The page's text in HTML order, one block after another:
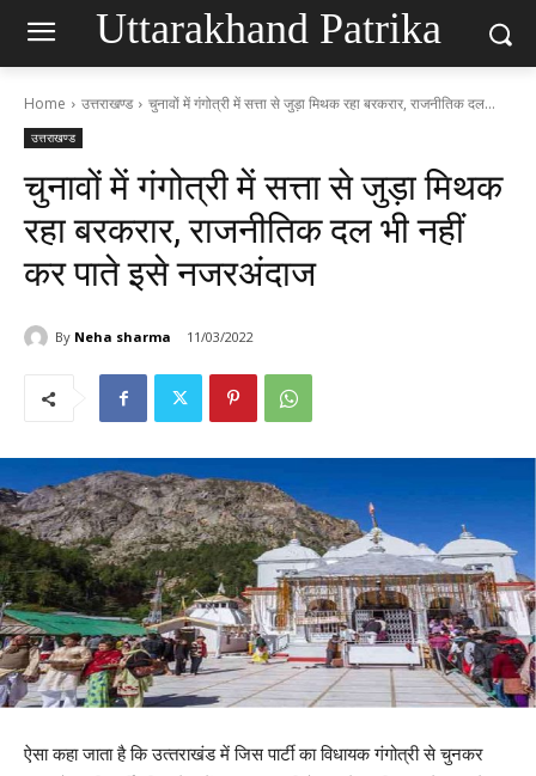
Uttarakhand Patrika
Home उत्तराखण्ड चुनावों में गंगोत्री में सत्ता से जुड़ा मिथक रहा बरकरार, राजनीतिक दल...
उत्तराखण्ड
चुनावों में गंगोत्री में सत्ता से जुड़ा मिथक
रहा बरकरार, राजनीतिक दल भी नहीं
कर पाते इसे नजरअंदाज
By Neha sharma 11/03/2022
ऐसा कहा जाता है कि उत्‍तराखंड में जिस पार्टी का विधायक गंगोत्री से चुनकर